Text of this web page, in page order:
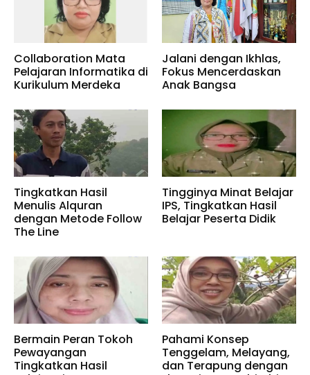
Collaboration Mata
Pelajaran Informatika di
Kurikulum Merdeka
Jalani dengan Ikhlas,
Fokus Mencerdaskan
Anak Bangsa
Tingkatkan Hasil
Menulis Alquran
dengan Metode Follow
The Line
Tingginya Minat Belajar
IPS, Tingkatkan Hasil
Belajar Peserta Didik
Bermain Peran Tokoh
Pewayangan
Tingkatkan Hasil
Pahami Konsep
Tenggelam, Melayang,
dan Terapung dengan